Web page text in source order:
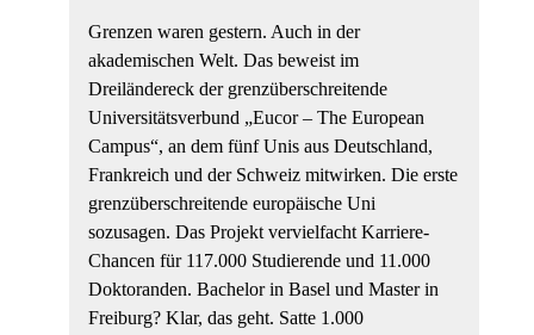
Grenzen waren gestern. Auch in der
akademischen Welt. Das beweist im
Dreiländereck der grenzüberschreitende
Universitätsverbund „Eucor – The European
Campus“, an dem fünf Unis aus Deutschland,
Frankreich und der Schweiz mitwirken. Die erste
grenzüberschreitende europäische Uni
sozusagen. Das Projekt vervielfacht Karriere-
Chancen für 117.000 Studierende und 11.000
Doktoranden. Bachelor in Basel und Master in
Freiburg? Klar, das geht. Satte 1.000